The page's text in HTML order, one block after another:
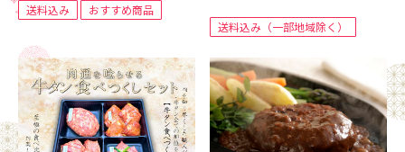
送料込み おすすめ商品
送料込み（一部地域除く）